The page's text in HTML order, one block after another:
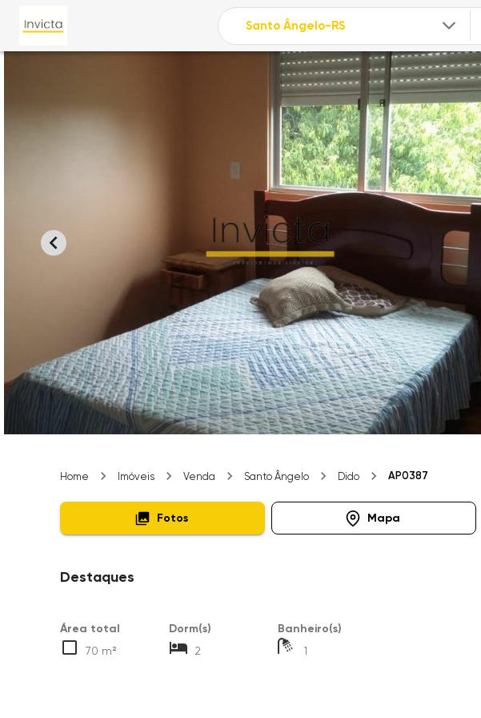
Home Imóveis Venda Santo Ângelo Dido AP0387
Fotos Mapa
Destaques
Área total
70 m²
Dorm(s)
2
Banheiro(s)
1